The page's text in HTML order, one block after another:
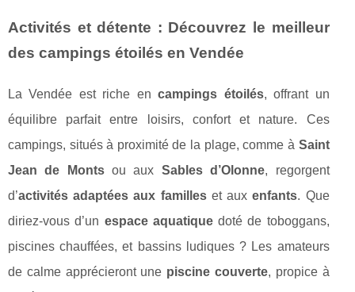
Activités et détente : Découvrez le meilleur
des campings étoilés en Vendée
La Vendée est riche encampings étoilés, offrant un
équilibre parfait entre loisirs, confort et nature. Ces
campings, situés à proximité de la plage, comme à Saint
Jean de Montsou aux Sables d’Olonne, regorgent
d’activités adaptées aux familleset auxenfants. Que
diriez-vous d’un espace aquatiquedoté de toboggans,
piscines chauffées, et bassins ludiques ? Les amateurs
de calme apprécieront une piscine couverte, propice à